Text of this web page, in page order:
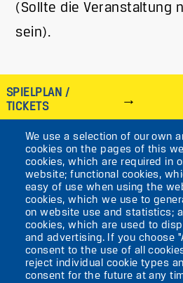
We use a selection of our own
cookies on the pages of this
cookies, which are required in
website; functional cookies,
easy of use when using the
cookies, which we use to
on website use and statistics;
cookies, which are used to
and advertising. If you choose
consent to the use of all
reject individual cookie types
consent for the future at any
(Sollte die Veranstaltung
sein).
SPIELPLAN /
TICKETS
IMAGE
VIKTORIASTR. 10-18
12105 BERLIN
TEMPELHOF
AKTUELLES